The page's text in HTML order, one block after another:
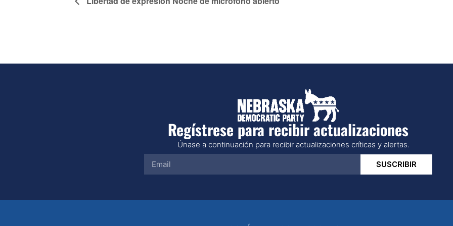
Regístrese para recibir actualizaciones
Únase a continuación para recibir actualizaciones críticas y alertas.
SUSCRIBIR